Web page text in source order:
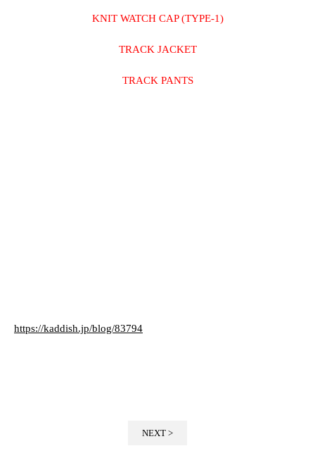
KNIT WATCH CAP (TYPE-1)
TRACK JACKET
TRACK PANTS
https://kaddish.jp/blog/83794
NEXT >